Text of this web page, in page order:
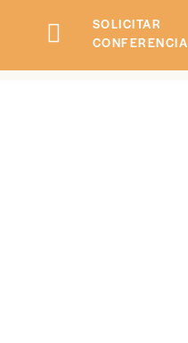
SOLICITAR
CONFERENCIA